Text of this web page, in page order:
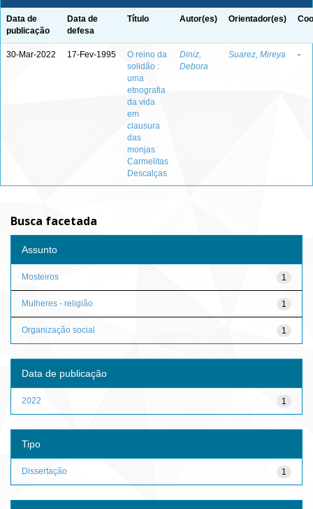
Data de
publicação
Data de
defesa
Título Autor(es) Orientador(es)
30-Mar-2022 17-Fev-1995
O reino da
solidão :
uma
etnografia
da vida
em
clausura
das
monjas
Carmelitas
Descalças
Diniz,
Debora
Suarez, Mireya -
Busca facetada
Assunto
1
Mosteiros
1
Mulheres - religião
1
Organização social
Data de publicação
1
2022
Tipo
1
Dissertação